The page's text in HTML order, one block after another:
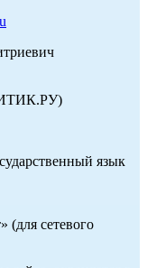
язык
(для сетевого